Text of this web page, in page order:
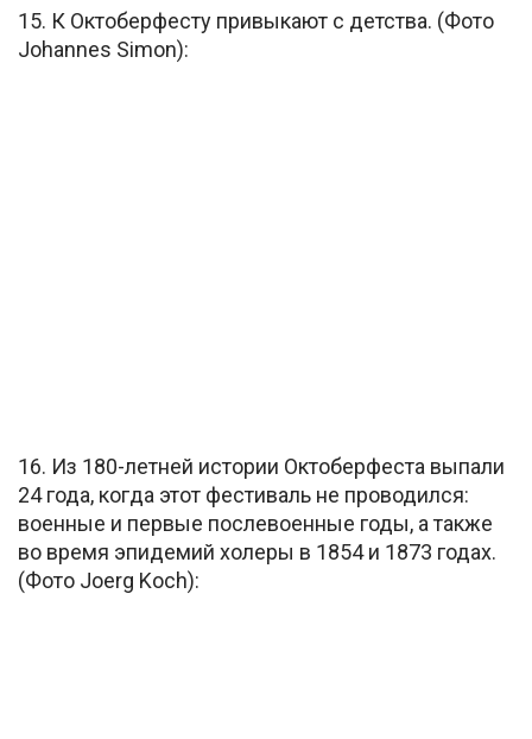
15. К Октоберфесту привыкают с детства. (Фото
Johannes Simon):
16. Из 180-летней истории Октоберфеста выпали
24 года, когда этот фестиваль не проводился:
военные и первые послевоенные годы, а также
во время эпидемий холеры в 1854 и 1873 годах.
(Фото Joerg Koch):